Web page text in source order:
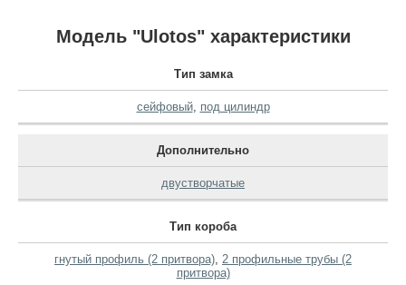
Модель "Ulotos" характеристики
Тип замка
сейфовый, под цилиндр
Дополнительно
двустворчатые
Тип короба
гнутый профиль (2 притвора), 2 профильные трубы (2
притвора)